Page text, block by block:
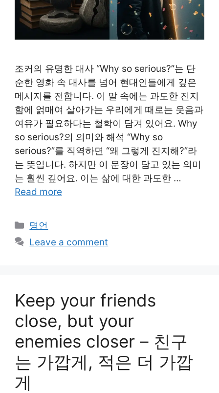
조커의 유명한 대사 “Why so serious?”는 단
순한 영화 속 대사를 넘어 현대인들에게 깊은
메시지를 전합니다. 이 말 속에는 과도한 진지
함에 얽매여 살아가는 우리에게 때로는 웃음과
여유가 필요하다는 철학이 담겨 있어요. Why
so serious?의 의미와 해석 “Why so
serious?”를 직역하면 “왜 그렇게 진지해?”라
는 뜻입니다. 하지만 이 문장이 담고 있는 의미
는 훨씬 깊어요. 이는 삶에 대한 과도한 …
Read more
Categories
명언
Leave a comment
Keep your friends
close, but your
enemies closer – 친구
는 가깝게, 적은 더 가깝
게